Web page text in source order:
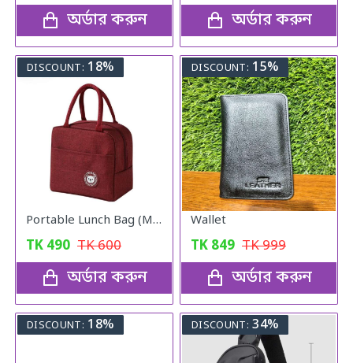
অর্ডার করুন অর্ডার করুন
DISCOUNT: 18%
Portable Lunch Bag (Maroon)
TK 490 TK600
অর্ডার করুন
DISCOUNT: 15%
Wallet
TK 849 TK999
অর্ডার করুন
DISCOUNT: 18% DISCOUNT: 34%